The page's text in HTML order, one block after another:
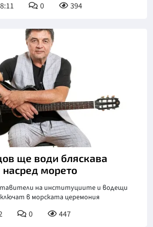
0 394
ще води бляскава
морето
на институциите и водещи
в морската церемония
0 447